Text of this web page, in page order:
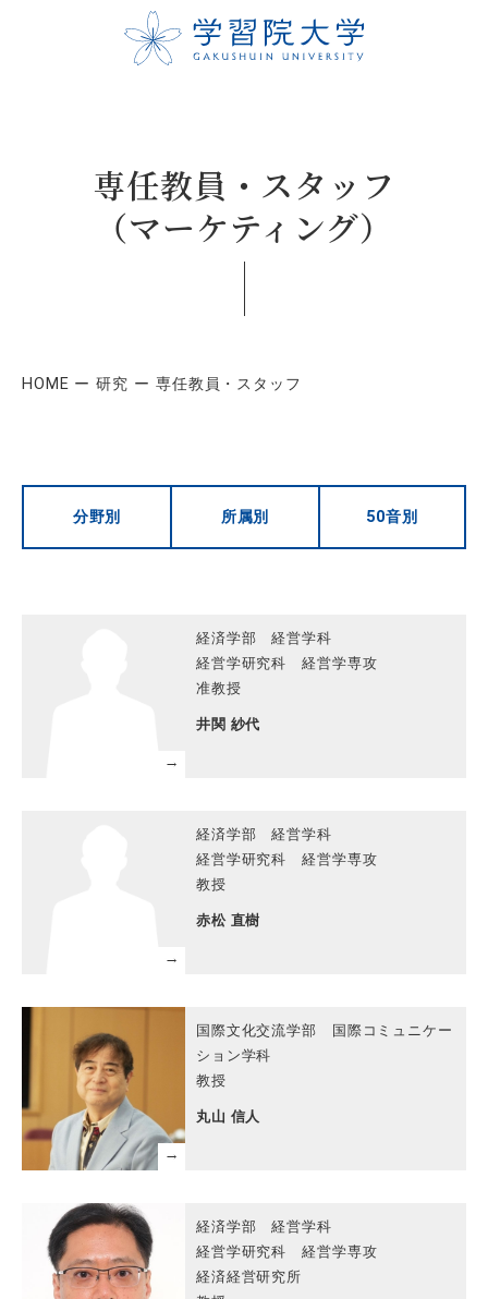
専任教員・スタッフ
（マーケティング）
HOME 研究 専任教員・スタッフ
分野別 所属別 50音別
経済学部 経営学科
経営学研究科 経営学専攻
准教授
井関 紗代
経済学部 経営学科
経営学研究科 経営学専攻
教授
赤松 直樹
国際文化交流学部 国際コミュニケー
ション学科
教授
丸山 信人
経済学部 経営学科
経営学研究科 経営学専攻
経済経営研究所